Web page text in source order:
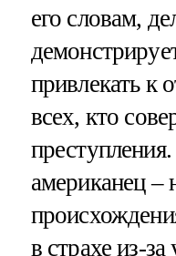
его словам,
привлекать к
всех, кто
американец –
в страхе из-